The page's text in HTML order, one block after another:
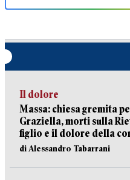
Il dolore
Massa: chiesa gremita
Graziella, morti sulla
figlio e il dolore della
di Alessandro Tabarrani